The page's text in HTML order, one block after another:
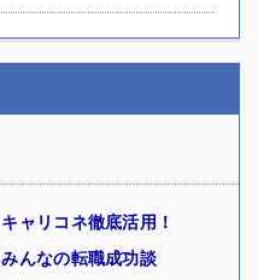
キャリコネ徹底活用！
みんなの転職成功談